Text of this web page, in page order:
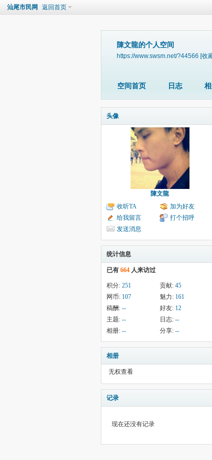
汕尾市民网 返回首页
陳文龍的个人空间
https://www.swsm.net/?44566 [收
空间首页 日志
头像
陳文龍
收听TA
加为好友
给我留言
打个招呼
发送消息
统计信息
已有 664 人来访过
积分: 251 贡献: 45
网币: 107 魅力: 161
稿酬: -- 好友: 12
主题: -- 日志: --
相册: -- 分享: --
相册
无权查看
记录
现在还没有记录